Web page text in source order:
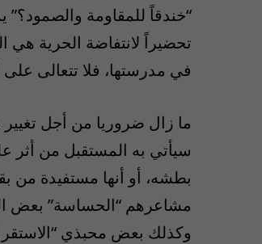
“خندقاً للمقاومة
تحضيراً لانتفاضة الحرية هي
في مدرستها، فلا تتعالى على
ما زال ضروريا من أجل
سيأتي به المستقبل من أثر
بطشه، أو أنها مستفيدة من
مشاعرهم “الحساسة” بعض
وكذلك بعض محبذي